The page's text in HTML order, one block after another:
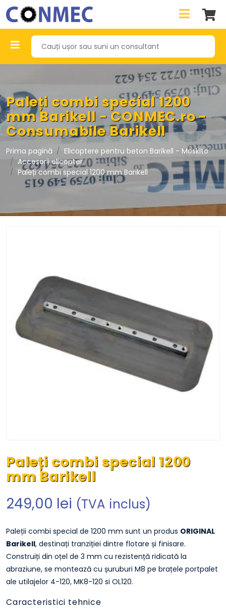
Paleți combi special 1200
mm Barikell - CONMEC.ro -
Consumabile Barikell
Prima pagină
Elicoptere pentru beton Barikell - Moskito
Accesorii elicopter
Paleți combi special 1200 mm Barikell
Paleți combi special 1200
mm Barikell
249,00 lei (TVA inclus)
Paleții combi special de 1200 mm sunt un produs ORIGINAL
Barikell, destinați tranziției dintre flotare și finisare.
Construiți din oțel de 3 mm cu rezistență ridicată la
abraziune, se montează cu șuruburi M8 pe brațele portpalet
ale utilajelor 4-120, MK8-120 si OL120.
Caracteristici tehnice